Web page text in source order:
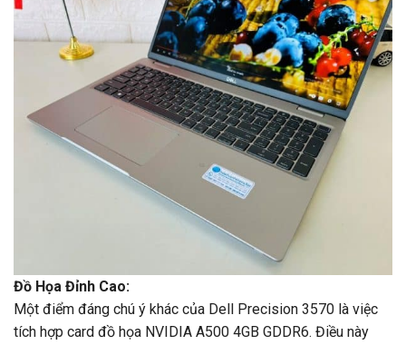
Đồ Họa Đỉnh Cao:
Một điểm đáng chú ý khác của Dell Precision 3570 là việc
tích hợp card đồ họa NVIDIA A500 4GB GDDR6. Điều này